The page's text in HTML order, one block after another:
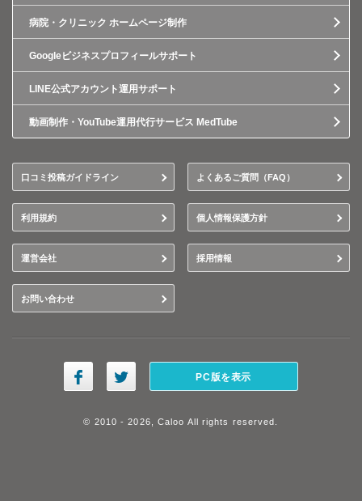
病院・クリニック ホームページ制作
Googleビジネスプロフィールサポート
LINE公式アカウント運用サポート
動画制作・YouTube運用代行サービス MedTube
口コミ投稿ガイドライン よくあるご質問（FAQ）
利用規約 個人情報保護方針
運営会社 採用情報
お問い合わせ
PC版を表示
© 2010 - 2026, Caloo All rights reserved.